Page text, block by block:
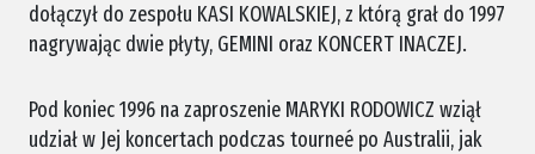
dołączył do zespołu KASI KOWALSKIEJ, z którą grał do 1997
nagrywając dwie płyty, GEMINI oraz KONCERT INACZEJ.
Pod koniec 1996 na zaproszenie MARYKI RODOWICZ wziął
udział w Jej koncertach podczas tourneé po Australii, jak